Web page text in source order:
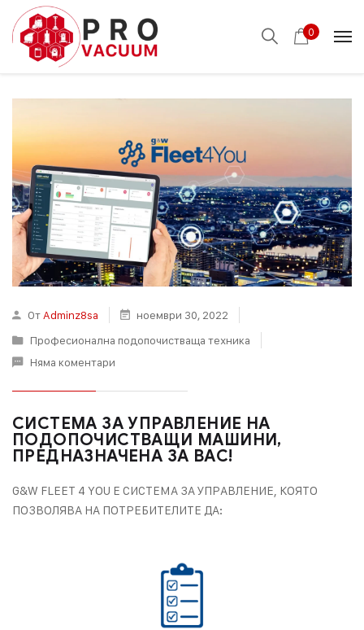
0
От Adminz8sa
ноември 30, 2022
Професионална подопочистваща техника
Няма коментари
СИСТЕМА ЗА УПРАВЛЕНИЕ НА
ПОДОПОЧИСТВАЩИ МАШИНИ,
ПРЕДНАЗНАЧЕНА ЗА ВАС!
G&W FLEET 4 YOU Е СИСТЕМА ЗА УПРАВЛЕНИЕ, КОЯТО
ПОЗВОЛЯВА НА ПОТРЕБИТЕЛИТЕ ДА: